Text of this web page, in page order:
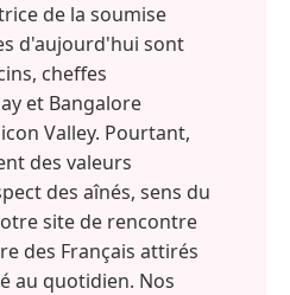
de la soumise
d'aujourd'hui sont
cheffes
et Bangalore
Valley. Pourtant,
des valeurs
des aînés, sens du
site de rencontre
des Français attirés
au quotidien. Nos